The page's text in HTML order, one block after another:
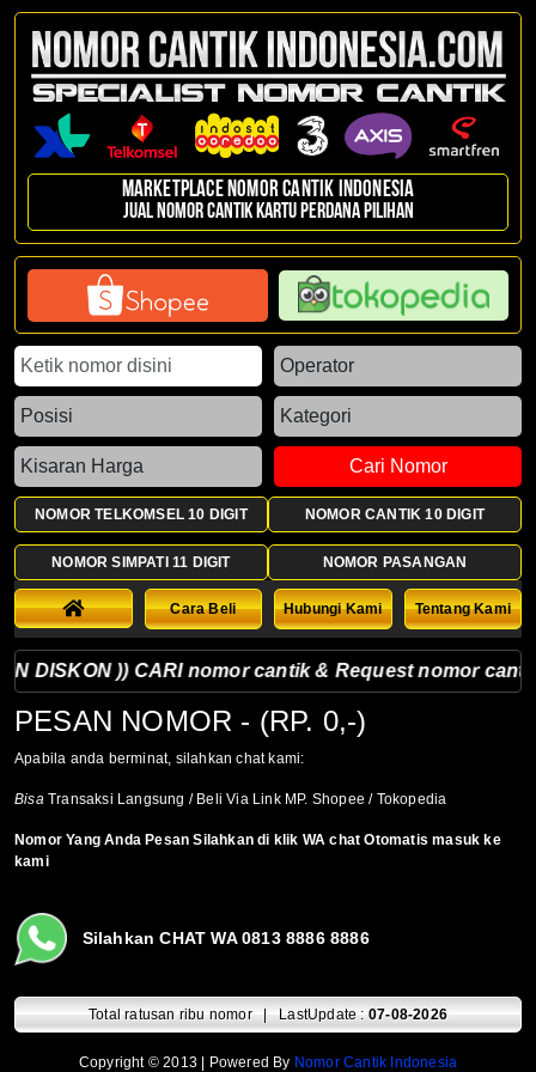
Marketplace Nomor Cantik Indonesia
Jual nomor cantik kartu perdana pilihan
Cari Nomor
NOMOR TELKOMSEL 10 DIGIT NOMOR CANTIK 10 DIGIT
NOMOR SIMPATI 11 DIGIT NOMOR PASANGAN
Cara Beli Hubungi Kami Tentang Kami
DISKON )) CARI nomor cantik & Request nomor
PESAN NOMOR - (RP. 0,-)
Apabila anda berminat, silahkan chat kami:
BisaTransaksi Langsung / Beli Via Link MP. Shopee / Tokopedia
Nomor Yang Anda Pesan Silahkan di klik WA chat Otomatis masuk ke
kami
Silahkan CHAT WA 0813 8886 8886
Total ratusan ribu nomor | LastUpdate :07-08-2026
Copyright © 2013 | Powered By Nomor Cantik Indonesia